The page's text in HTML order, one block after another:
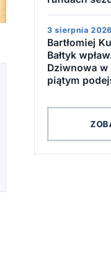
3 sierpnia 2026
Bartłomiej
Bałtyk
Dziwnowa w
piątym